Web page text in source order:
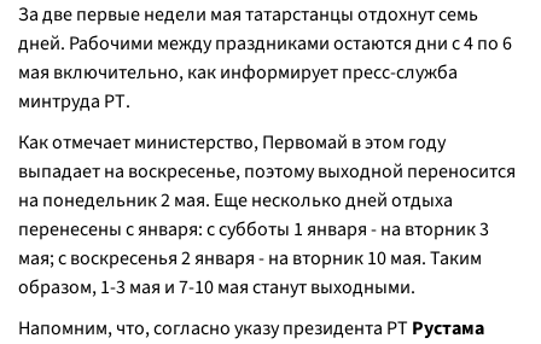
За две первые недели мая татарстанцы отдохнут семь
дней. Рабочими между праздниками остаются дни с 4 по 6
мая включительно, как информирует пресс-служба
минтруда РТ.
Как отмечает министерство, Первомай в этом году
выпадает на воскресенье, поэтому выходной переносится
на понедельник 2 мая. Еще несколько дней отдыха
перенесены с января: с субботы 1 января - на вторник 3
мая; с воскресенья 2 января - на вторник 10 мая. Таким
образом, 1-3 мая и 7-10 мая станут выходными.
Напомним, что, согласно указу президента РТ Рустама